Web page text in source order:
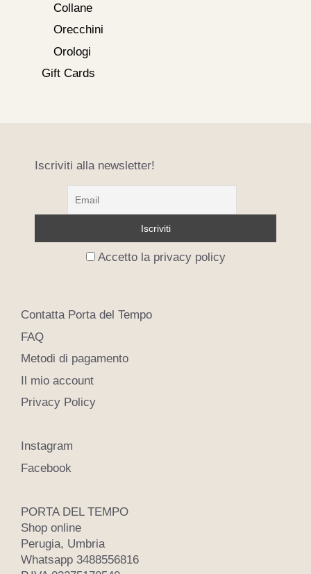
Collane
Orecchini
Orologi
Gift Cards
Iscriviti alla newsletter!
Accetto la privacy policy
Contatta Porta del Tempo
FAQ
Metodi di pagamento
Il mio account
Privacy Policy
Instagram
Facebook
PORTA DEL TEMPO
Shop online
Perugia, Umbria
Whatsapp 3488556816